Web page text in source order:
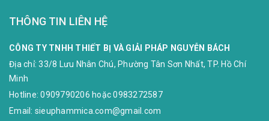
THÔNG TIN LIÊN HỆ
CÔNG TY TNHH THIẾT BỊ VÀ GIẢI PHÁP NGUYỄN BÁCH
Địa chỉ:33/8 Lưu Nhân Chú, Phường Tân Sơn Nhất, TP. Hồ Chí
Minh
Hotline:0909790206 hoặc0983272587
Email: sieuphammica.com@gmail.com